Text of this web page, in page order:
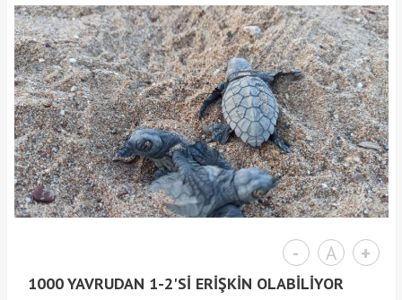
- A +
1000 YAVRUDAN 1-2'Sİ ERİŞKİN OLABİLİYOR